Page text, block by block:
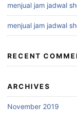
menjual jam jadwal
menjual jam jadwal
RECENT
ARCHIVES
November 2019